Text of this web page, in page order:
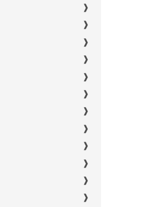
❱
❱
❱
❱
❱
❱
❱
❱
❱
❱
❱
❱